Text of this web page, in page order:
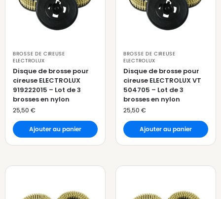
BROSSE DE CIREUSE
ELECTROLUX
Disque de brosse pour
cireuse ELECTROLUX
919222015 – Lot de 3
brosses en nylon
25,50 €
Ajouter au panier
BROSSE DE CIREUSE
ELECTROLUX
Disque de brosse pour
cireuse ELECTROLUX VT
504705 – Lot de 3
brosses en nylon
25,50 €
Ajouter au panier